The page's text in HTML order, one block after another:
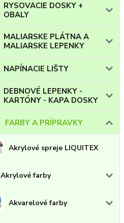
RYSOVACIE DOSKY +
OBALY
MALIARSKE PLÁTNA A
MALIARSKE LEPENKY
NAPÍNACIE LIŠTY
DEBNOVÉ LEPENKY -
KARTÓNY - KAPA DOSKY
FARBY A PRÍPRAVKY
Akrylové spreje LIQUITEX
Akrylové farby
Akvarelové farby